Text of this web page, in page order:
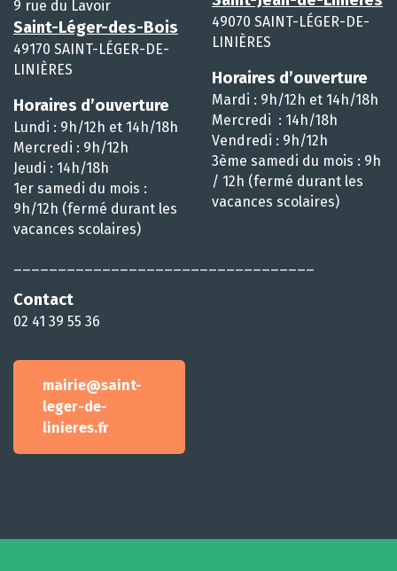
9 rue du Lavoir
Saint-Léger-des-Bois
49170 SAINT-LÉGER-DE-
LINIÈRES
Horaires d’ouverture
Lundi : 9h/12h et 14h/18h
Mercredi : 9h/12h
Jeudi : 14h/18h
1er samedi du mois :
9h/12h (fermé durant les
vacances scolaires)
Contact
02 41 39 55 36
mairie@saint-
leger-de-
linieres.fr
49070 SAINT-LÉGER-DE-
LINIÈRES
Horaires d’ouverture
Mardi : 9h/12h et 14h/18h
Mercredi : 14h/18h
Vendredi : 9h/12h
3ème samedi du mois : 9h
/ 12h (fermé durant les
vacances scolaires)